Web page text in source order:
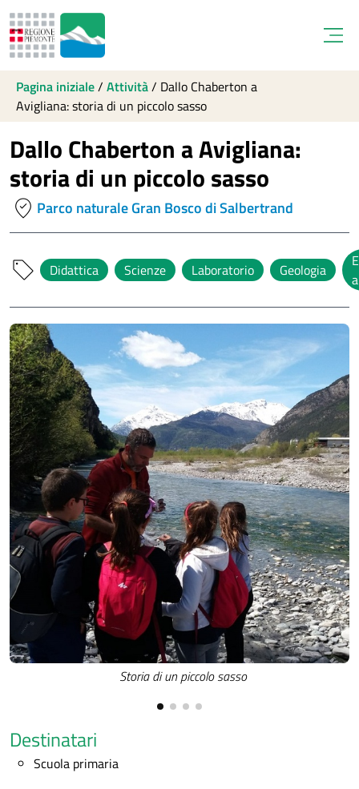
Pagina iniziale/ Attività/ Dallo Chaberton a
Avigliana: storia di un piccolo sasso
Dallo Chaberton a Avigliana:
storia di un piccolo sasso
where_to_vote Parco naturale Gran Bosco di Salbertrand
sell Didattica Scienze Laboratorio Geologia
Storia di un piccolo sasso
Destinatari
Scuola primaria